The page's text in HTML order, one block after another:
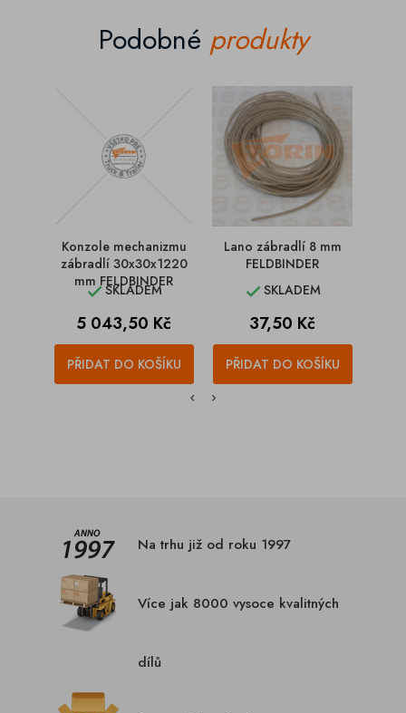
Podobné produkty
Konzole mechanizmu
zábradlí 30x30x1220
mm FELDBINDER
SKLADEM
Cena
5 043,50 Kč
PŘIDAT DO KOŠÍKU
Lano zábradlí 8 mm
FELDBINDER
SKLADEM
Cena
37,50 Kč
PŘIDAT DO KOŠÍKU
Na trhu již od roku 1997
Více jak 8000 vysoce kvalitných
dílů